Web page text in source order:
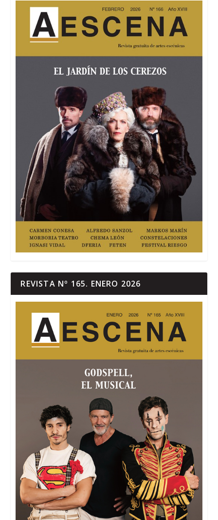
REVISTA Nº 165. ENERO 2026